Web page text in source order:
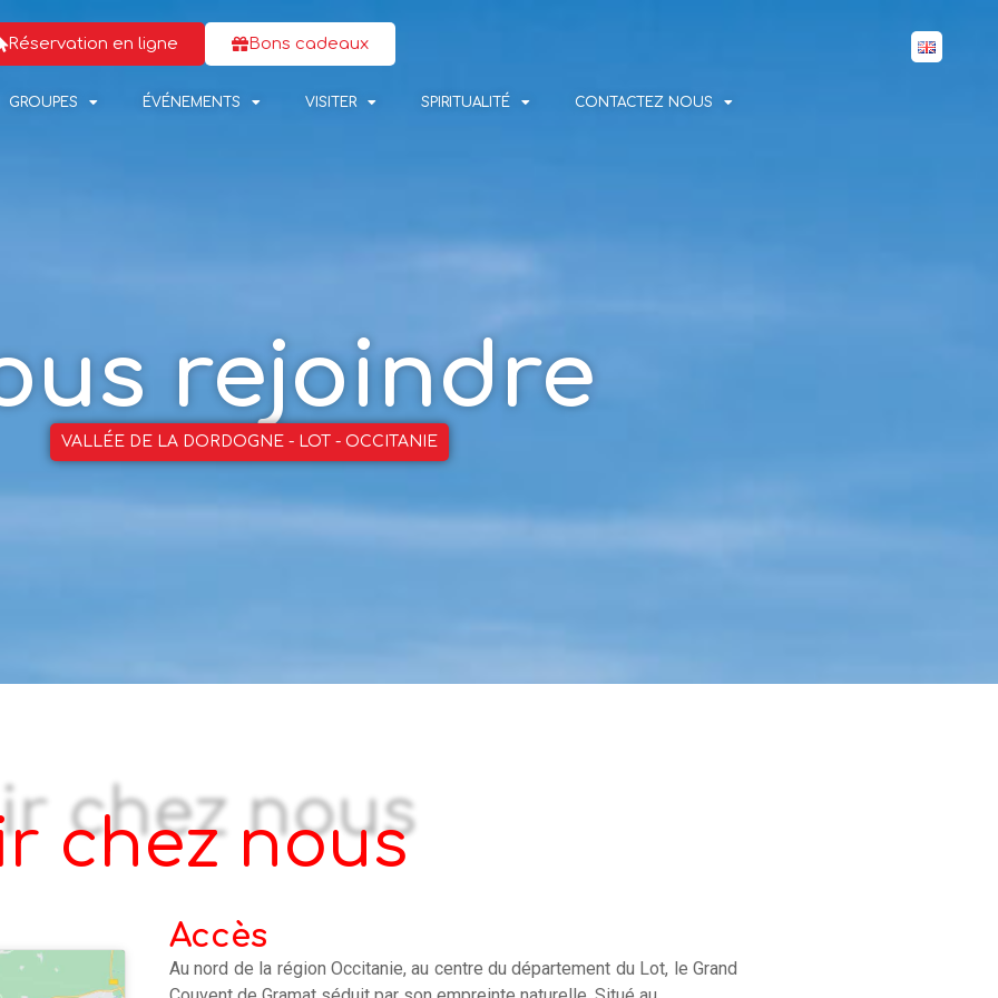
Réservation en ligne Bons cadeaux
GROUPES ÉVÉNEMENTS VISITER SPIRITUALITÉ CONTACTEZ NOUS
rejoindre
VALLÉE DE LA DORDOGNE - LOT - OCCITANIE
chez nous
Accès
Au nord de la région Occitanie, au centre du département du Lot, le Grand